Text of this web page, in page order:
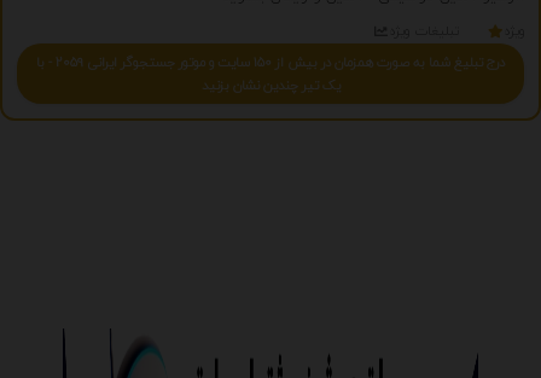
درج تبلیغ شما به صورت همزمان در بیش از 150 سایت و موتور جستجوگر ایرانی 2059 - با
یک تیر چندین نشان بزنید